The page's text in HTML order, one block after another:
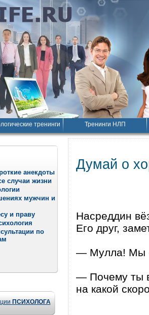
тренинги Тренинги НЛП
анекдоты
случаи жизни
мужчин и
и праву
по
ПСИХОЛОГА
Думай о
Насреддин
Его друг,
— Мулла! Мы
— Почему ты
на какой